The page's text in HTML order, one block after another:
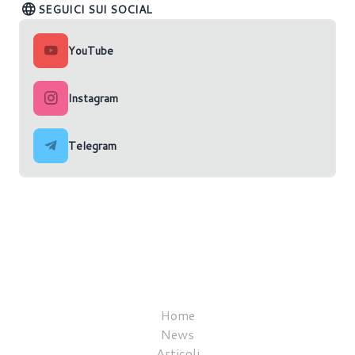
SEGUICI SUI SOCIAL
YouTube
Instagram
Telegram
Home
News